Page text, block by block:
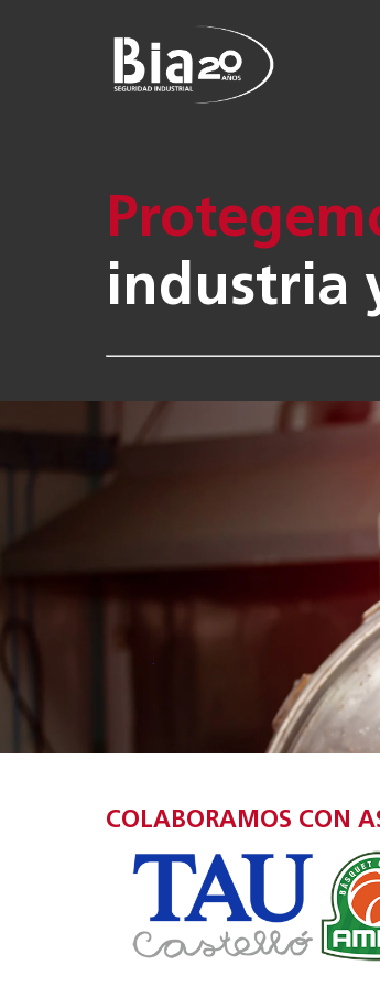
industria
COLABORAMOS CON